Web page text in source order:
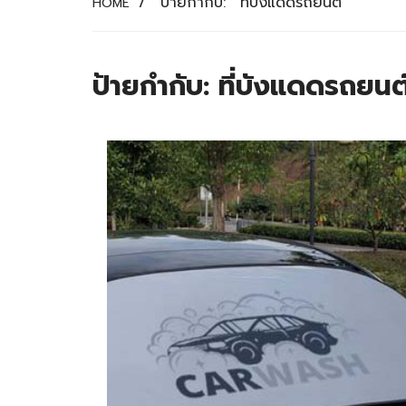
ป้ายกำกับ: ที่บังแดดรถยน